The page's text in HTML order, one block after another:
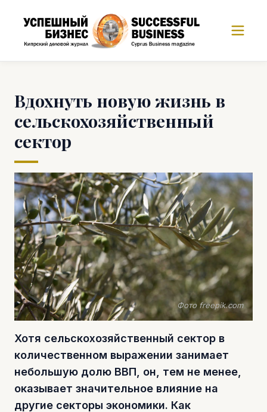
Вдохнуть новую жизнь в
сельскохозяйственный
сектор
Фото freepik.com
Хотя сельскохозяйственный сектор в
количественном выражении занимает
небольшую долю ВВП, он, тем не менее,
оказывает значительное влияние на
другие секторы экономики. Как